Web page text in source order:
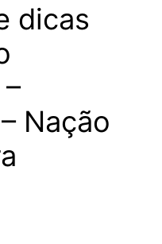
dicas
Nação